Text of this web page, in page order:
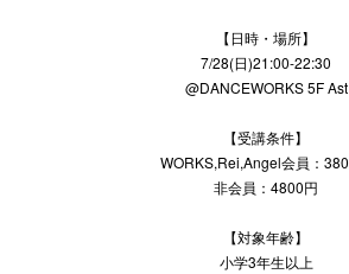
【日時・場所】
7/28(日)21:00-22:30
@DANCEWORKS 5F Ast
【受講条件】
WORKS,Rei,Angel会員：
非会員：4800円
【対象年齢】
小学3年生以上